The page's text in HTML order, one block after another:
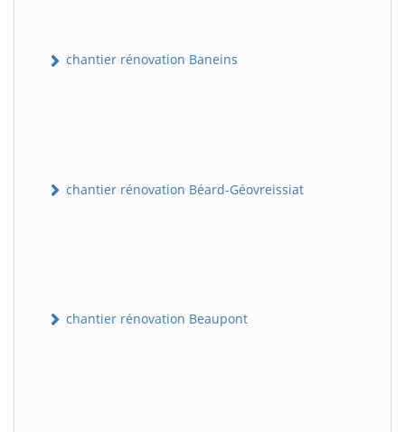
chantier rénovation Baneins
chantier rénovation Béard-Géovreissiat
chantier rénovation Beaupont